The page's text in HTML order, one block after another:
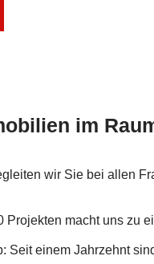
im
wir Sie bei allen
Projekten macht uns zu
Seit einem Jahrzehnt